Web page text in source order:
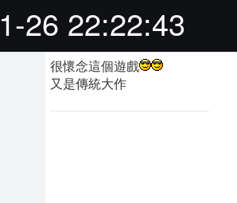
26 22:22:43
很懷念這個遊戲
又是傳統大作